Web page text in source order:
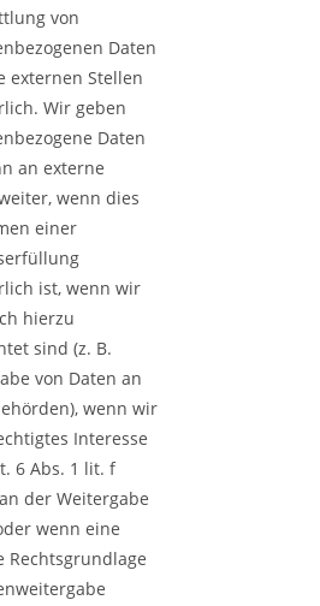
von
Daten
externen Stellen
Wir geben
Daten
an externe
wenn dies
einer
ist, wenn wir
hierzu
sind (z. B.
von Daten an
wenn wir
Interesse
6 Abs. 1 lit. f
an der Weitergabe
wenn eine
Rechtsgrundlage